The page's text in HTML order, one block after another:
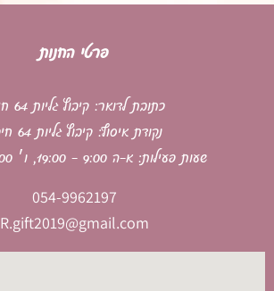
פרטי החנות
כתובת לדואר: קיבוץ גליות 64 חיפה
נקודת איסוף: קיבוץ גליות 64 חיפה
שעות פעילות: א-ה 9:00 - 19:00, ו׳ 9:00 - 17:00
054-9962197
R.gift2019@gmail.com